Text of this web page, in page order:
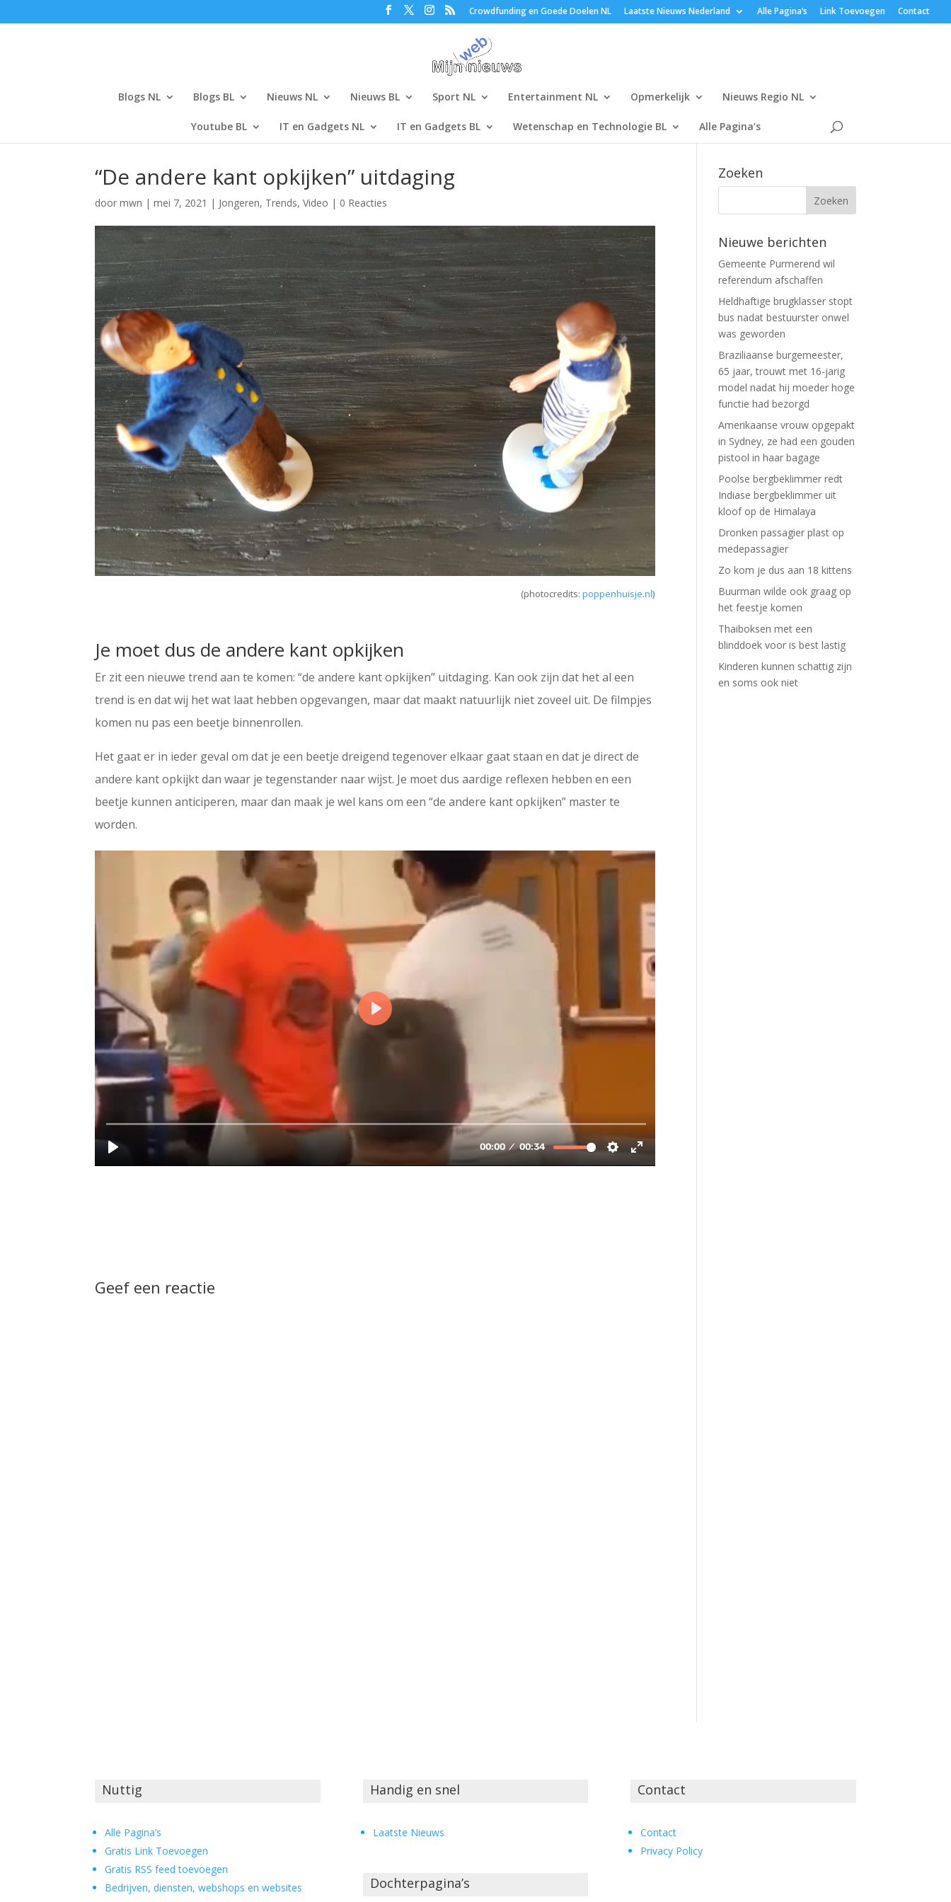
Crowdfunding en Goede Doelen NL Laatste Nieuws Nederland Alle Pagina’s Link Toevoegen Contact
Blogs NL Blogs BL Nieuws NL Nieuws BL Sport NL Entertainment NL Opmerkelijk Nieuws Regio NL
Youtube BL IT en Gadgets NL IT en Gadgets BL Wetenschap en Technologie BL Alle Pagina’s
“De andere kant opkijken” uitdaging
doormwn |mei 7, 2021 | Jongeren, Trends,Video | 0 Reacties
(photocredits:poppenhuisje.nl)
Je moet dus de andere kant opkijken
Er zit een nieuwe trend aan te komen: “de andere kant opkijken” uitdaging. Kan ook zijn dat het al een
trend is en dat wij het wat laat hebben opgevangen, maar dat maakt natuurlijk niet zoveel uit. De filmpjes
komen nu pas een beetje binnenrollen.
Het gaat er in ieder geval om dat je een beetje dreigend tegenover elkaar gaat staan en dat je direct de
andere kant opkijkt dan waar je tegenstander naar wijst. Je moet dus aardige reflexen hebben en een
beetje kunnen anticiperen, maar dan maak je wel kans om een “de andere kant opkijken” master te
worden.
Geef een reactie
Zoeken
Nieuwe berichten
Gemeente Purmerend wil
referendum afschaffen
Heldhaftige brugklasser stopt
bus nadat bestuurster onwel
was geworden
Braziliaanse burgemeester,
65 jaar, trouwt met 16-jarig
model nadat hij moeder hoge
functie had bezorgd
Amerikaanse vrouw opgepakt
in Sydney, ze had een gouden
pistool in haar bagage
Poolse bergbeklimmer redt
Indiase bergbeklimmer uit
kloof op de Himalaya
Dronken passagier plast op
medepassagier
Zo kom je dus aan 18 kittens
Buurman wilde ook graag op
het feestje komen
Thaiboksen met een
blinddoek voor is best lastig
Kinderen kunnen schattig zijn
en soms ook niet
Nuttig
Alle Pagina’s
Gratis Link Toevoegen
Gratis RSS feed toevoegen
Bedrijven, diensten, webshops en websites
Handig en snel
Laatste Nieuws
Dochterpagina’s
Contact
Contact
Privacy Policy